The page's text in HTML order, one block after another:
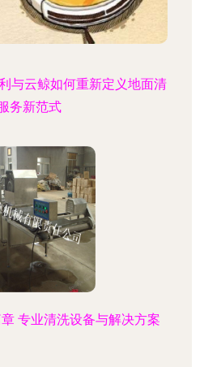
与云鲸如何重新定义地面清
务新范式
专业清洗设备与解决方案